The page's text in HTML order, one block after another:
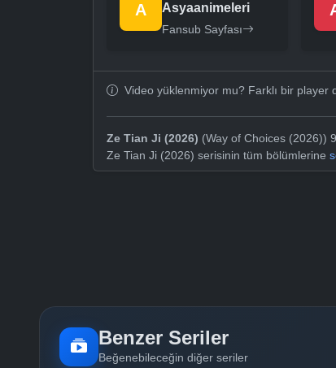
A Asyaanimeleri
Fansub Sayfası
Video yüklenmiyor mu? Farklı bir player
Ze Tian Ji (2026) (Way of Choices (2026))
Ze Tian Ji (2026) serisinin tüm bölümlerine
Benzer Seriler
Beğenebileceğin diğer seriler